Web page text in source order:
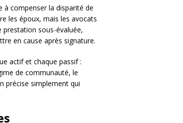
à compenser la disparité de
les époux, mais les avocats
prestation sous-évaluée,
en cause après signature.
actif et chaque passif :
de communauté, le
précise simplement qui